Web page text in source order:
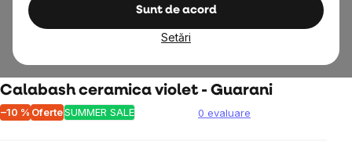
Sunt de acord
Setări
Calabash ceramica violet - Guarani
–10 % OferteSUMMER SALE 0 evaluare